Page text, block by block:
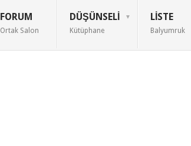
FORUM
Ortak Salon
DÜŞÜNSELI
Kütüphane
LISTE
Balyumruk